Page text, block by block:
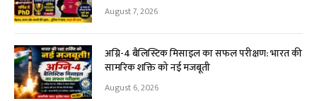
August 7, 2026
अग्नि-4 बैलिस्टिक मिसाइल का सफल परीक्षण: भारत की
सामरिक शक्ति को नई मजबूती
August 6, 2026